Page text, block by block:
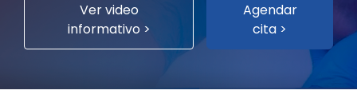
Ver video
informativo >
Agendar
cita >